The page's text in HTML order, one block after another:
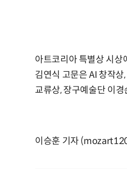
아트코리아 특별상 시상
김연식 고문은 AI 창작
교류상, 장구예술단 이
이승훈 기자